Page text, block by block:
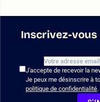
Inscrivez-
J'accepte de recevoir la
Je peux me désinscrire à
politique de confidentialité.